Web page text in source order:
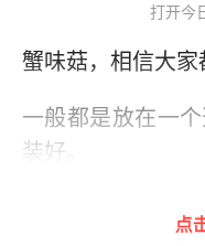
打开今
蟹味菇，相信大家
一般都是放在一
装好。
看起来非常高大
点